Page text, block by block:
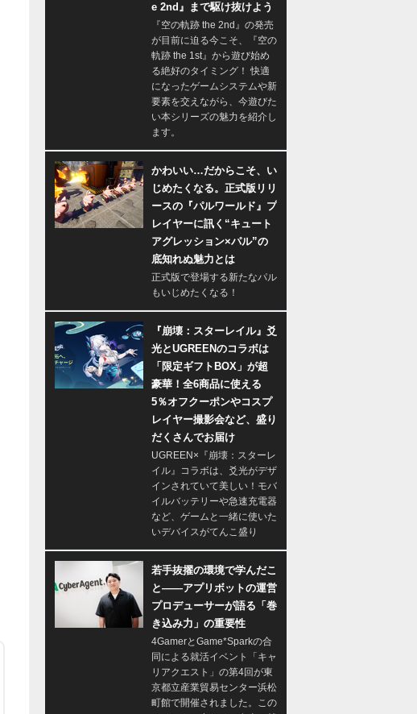
e 2nd』まで駆け抜けよう
『空の軌跡 the 2nd』の発売
が目前に迫る今こそ、『空の
軌跡 the 1st』から遊び始め
る絶好のタイミング！ 快適
になったゲームシステムや新
要素を交えながら、今遊びた
い本シリーズの魅力を紹介し
ます。
かわいい…だからこそ、い
じめたくなる。正式版リリ
ースの『パルワールド』プ
レイヤーに訊く“キュート
アグレッション×パル”の
底知れぬ魅力とは
正式版で登場する新たなパル
もいじめたくなる！
『崩壊：スターレイル』爻
光とUGREENのコラボは
「限定ギフトBOX」が超
豪華！全6商品に使える
5％オフクーポンやコスプ
レイヤー撮影会など、盛り
だくさんでお届け
UGREEN×『崩壊：スターレ
イル』コラボは、爻光がデザ
インされていて美しい！モバ
イルバッテリーや急速充電器
など、ゲームと一緒に使いた
いデバイスがてんこ盛り
若手抜擢の環境で学んだこ
と――アプリボットの運営
プロデューサーが語る「巻
き込み力」の重要性
4GamerとGame*Sparkの合
同による就活イベント「キャ
リアクエスト」の第4回が東
京都立産業貿易センター浜松
町館で開催されました。この